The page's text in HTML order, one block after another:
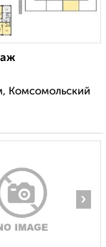
Комсомольский
›